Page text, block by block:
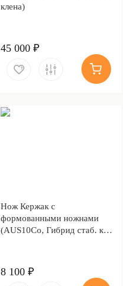
клена)
45 000 ₽
Нож Кержак с
формованными ножнами
(AUS10Co, Гибрид стаб. кап
Stonewash)
8 100 ₽